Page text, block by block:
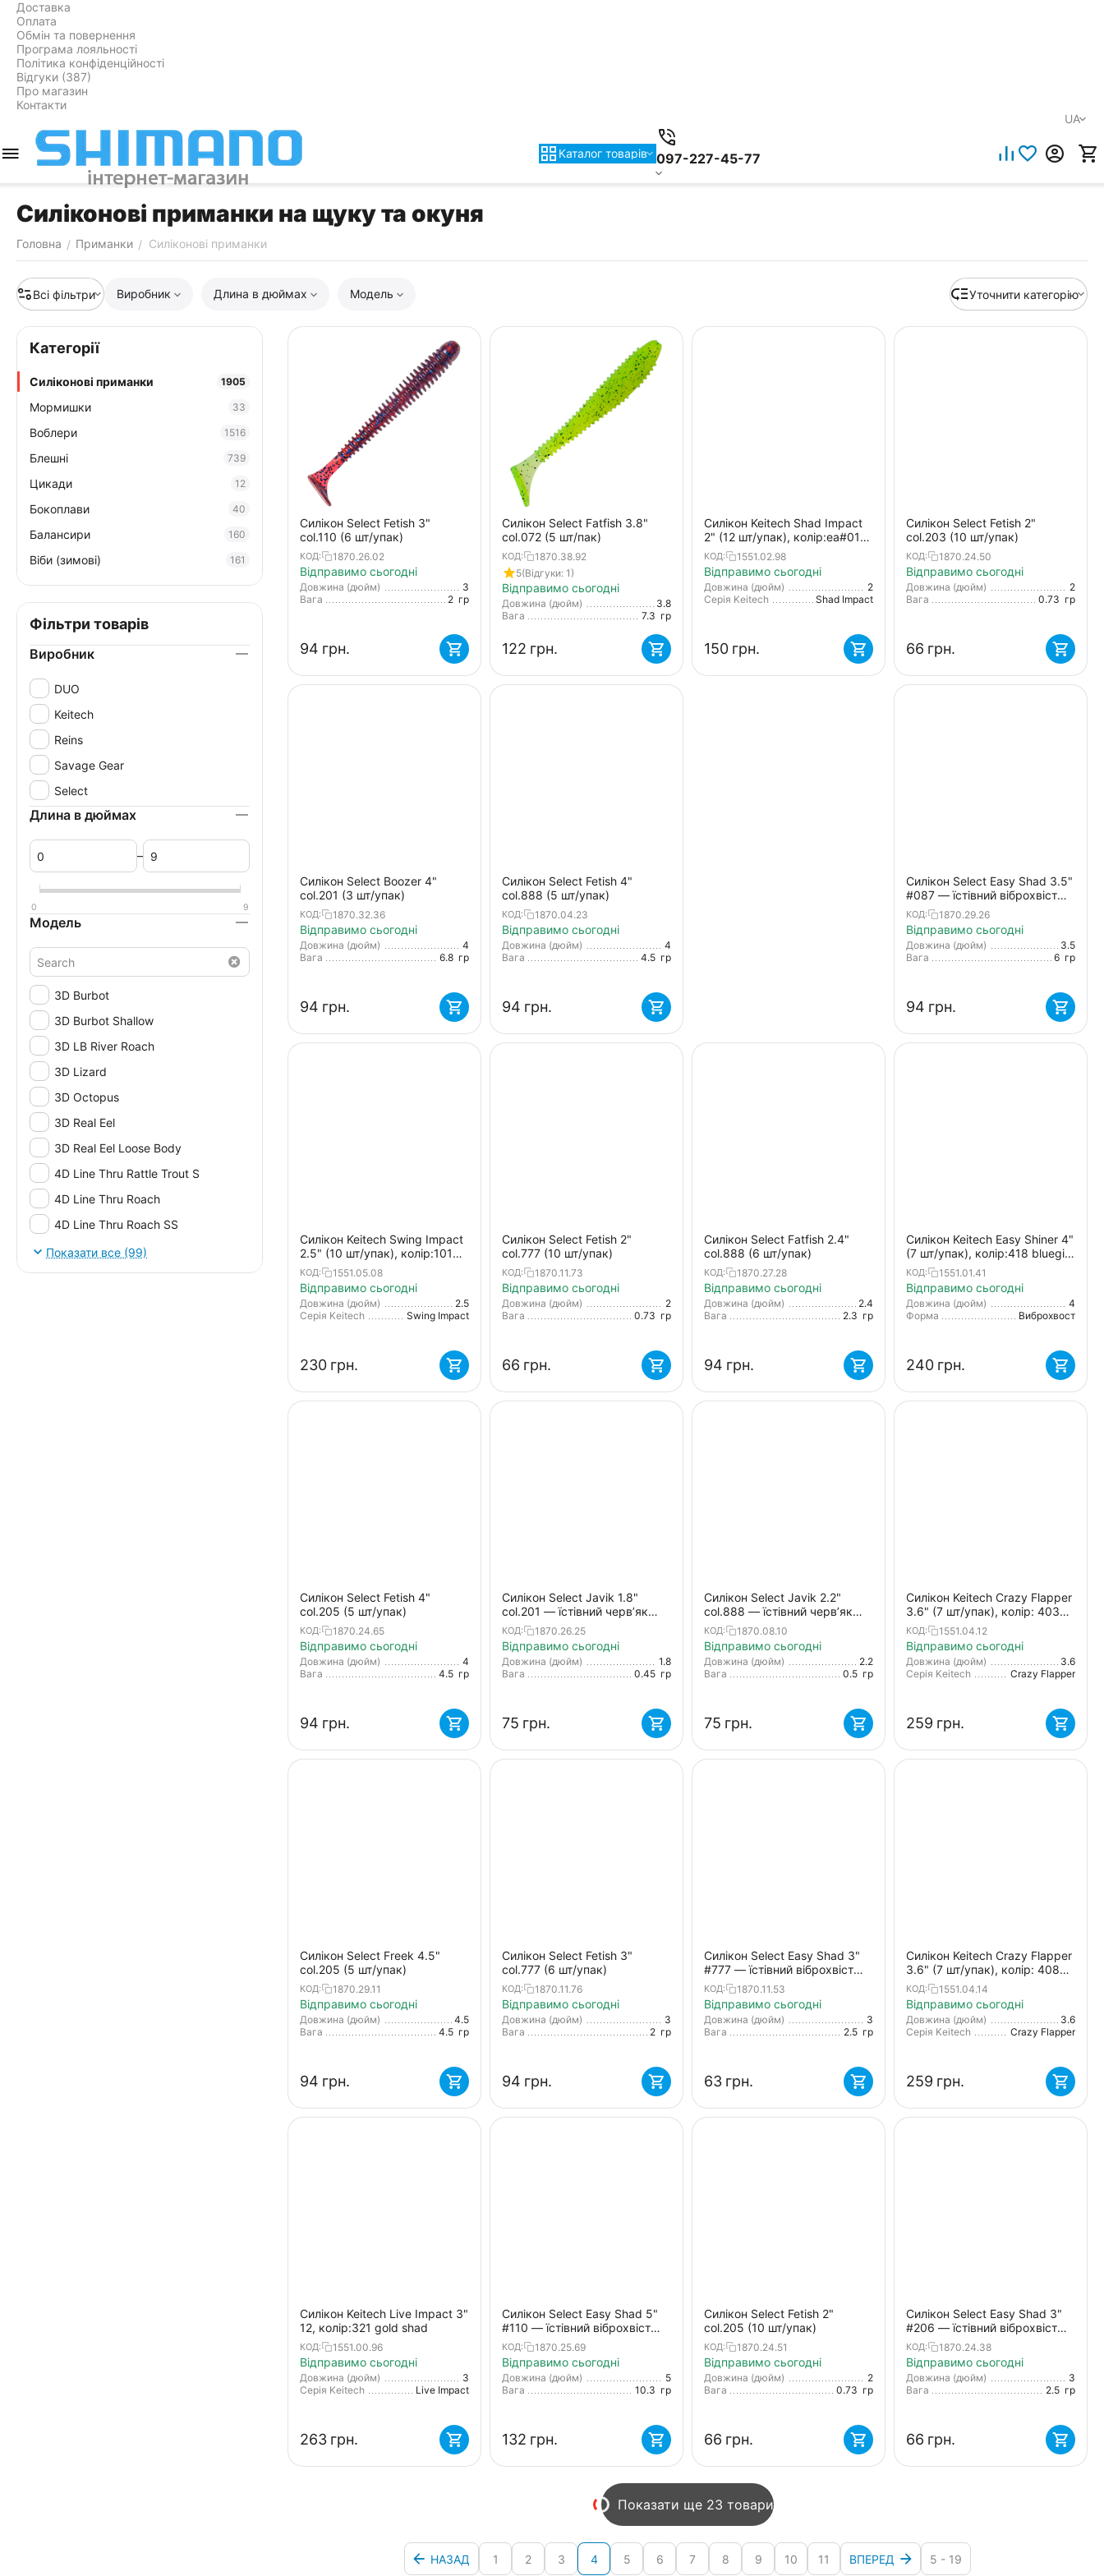
Доставка
Оплата
Обмін та повернення
Програма лояльності
Політика конфіденційності
Відгуки (387)
Про магазин
Контакти
UA
Каталог товарiв 097-227-45-77
Силіконові приманки на щуку та окуня
Головна / Приманки / Силіконові приманки
Всі фільтри Виробник Длина в дюймах Модель Уточнити категорію
Силікон Select Fetish 3"
col.110 (6 шт/упак)
КОД: 1870.26.02
Відправимо сьогодні
Довжина (дюйм)
3
Вага
2 гр
‍94‍ грн.
Силікон Select Fatfish 3.8"
col.072 (5 шт/пак)
КОД:
1870.38.92
5(Відгуки: 1)
Відправимо сьогодні
Довжина (дюйм)
3.8
Вага
7.3 гр
‍122‍ грн.
Силікон Keitech Shad Impact
2" (12 шт/упак), колір:ea#01
orange pepper
КОД: 1551.02.98
Відправимо сьогодні
Довжина (дюйм)
2
Серія Keitech
Shad Impact
‍150‍ грн.
Силікон Select Fetish 2"
col.203 (10 шт/упак)
КОД: 1870.24.50
Відправимо сьогодні
Довжина (дюйм)
2
Вага
0.73 гр
‍66‍ грн.
Силікон Select Boozer 4"
col.201 (3 шт/упак)
КОД: 1870.32.36
Відправимо сьогодні
Довжина (дюйм)
4
Вага
6.8 гр
‍94‍ грн.
Силікон Select Fetish 4"
col.888 (5 шт/упак)
КОД: 1870.04.23
Відправимо сьогодні
Довжина (дюйм)
4
Вага
4.5 гр
‍94‍ грн.
Силікон Select Easy Shad 3.5"
#087 — їстівний віброхвіст
для судака, щуки та великого
окуня (5 шт/упак)
КОД: 1870.29.26
Відправимо сьогодні
Довжина (дюйм)
3.5
Вага
6 гр
‍94‍ грн.
Силікон Keitech Swing Impact
2.5" (10 шт/упак), колір:101
green pumpkin pp.
КОД: 1551.05.08
Відправимо сьогодні
Довжина (дюйм)
2.5
Серія Keitech
Swing Impact
‍230‍ грн.
Силікон Select Fetish 2"
col.777 (10 шт/упак)
КОД: 1870.11.73
Відправимо сьогодні
Довжина (дюйм)
2
Вага
0.73 гр
‍66‍ грн.
Силікон Select Fatfish 2.4"
col.888 (6 шт/упак)
КОД: 1870.27.28
Відправимо сьогодні
Довжина (дюйм)
2.4
Вага
2.3 гр
‍94‍ грн.
Силікон Keitech Easy Shiner 4"
(7 шт/упак), колір:418 bluegill
flash
КОД: 1551.01.41
Відправимо сьогодні
Довжина (дюйм)
4
Форма
Виброхвост
‍240‍ грн.
Силікон Select Fetish 4"
col.205 (5 шт/упак)
КОД: 1870.24.65
Відправимо сьогодні
Довжина (дюйм)
4
Вага
4.5 гр
‍94‍ грн.
Силікон Select Javik 1.8"
col.201 — їстівний черв’як
для окуня та нано-джигу (9
шт.)
КОД: 1870.26.25
Відправимо сьогодні
Довжина (дюйм)
1.8
Вага
0.45 гр
‍75‍ грн.
Силікон Select Javik 2.2"
col.888 — їстівний черв’як
для окуня та нано-джигу (7
шт.)
КОД: 1870.08.10
Відправимо сьогодні
Довжина (дюйм)
2.2
Вага
0.5 гр
‍75‍ грн.
Силікон Keitech Crazy Flapper
3.6" (7 шт/упак), колір: 403
green weenie blue
КОД: 1551.04.12
Відправимо сьогодні
Довжина (дюйм)
3.6
Серія Keitech
Crazy Flapper
‍259‍ грн.
Силікон Select Freek 4.5"
col.205 (5 шт/упак)
КОД: 1870.29.11
Відправимо сьогодні
Довжина (дюйм)
4.5
Вага
4.5 гр
‍94‍ грн.
Силікон Select Fetish 3"
col.777 (6 шт/упак)
КОД: 1870.11.76
Відправимо сьогодні
Довжина (дюйм)
3
Вага
2 гр
‍94‍ грн.
Силікон Select Easy Shad 3"
#777 — їстівний віброхвіст
для судака, щуки та великого
окуня (5 шт/упак)
КОД: 1870.11.53
Відправимо сьогодні
Довжина (дюйм)
3
Вага
2.5 гр
‍63‍ грн.
Силікон Keitech Crazy Flapper
3.6" (7 шт/упак), колір: 408
electric june bug
КОД: 1551.04.14
Відправимо сьогодні
Довжина (дюйм)
3.6
Серія Keitech
Crazy Flapper
‍259‍ грн.
Силікон Keitech Live Impact 3"
12, колір:321 gold shad
КОД: 1551.00.96
Відправимо сьогодні
Довжина (дюйм)
3
Серія Keitech
Live Impact
‍263‍ грн.
Силікон Select Easy Shad 5"
#110 — їстівний віброхвіст
для судака та щуки (5 шт/
упак)
КОД: 1870.25.69
Відправимо сьогодні
Довжина (дюйм)
5
Вага
10.3 гр
‍132‍ грн.
Силікон Select Fetish 2"
col.205 (10 шт/упак)
КОД: 1870.24.51
Відправимо сьогодні
Довжина (дюйм)
2
Вага
0.73 гр
‍66‍ грн.
Силікон Select Easy Shad 3"
#206 — їстівний віброхвіст
для судака, щуки та великого
окуня (5 шт/упак)
КОД: 1870.24.38
Відправимо сьогодні
Довжина (дюйм)
3
Вага
2.5 гр
‍66‍ грн.
Показати ще 23 товари
НАЗАД 1 2 3 4 5 6 7 8 9 10 11 ВПЕРЕД 5 - 19
Категорії
Силіконові приманки 1905
Мормишки 33
Воблери 1516
Блешні 739
Цикади 12
Бокоплави 40
Балансири 160
Віби (зимові) 161
Фільтри товарів
Виробник
DUO
Keitech
Reins
Savage Gear
Select
Длина в дюймах
–
0 9
Модель
3D Burbot
3D Burbot Shallow
3D LB River Roach
3D Lizard
3D Octopus
3D Real Eel
3D Real Eel Loose Body
4D Line Thru Rattle Trout S
4D Line Thru Roach
4D Line Thru Roach SS
4D Perch Shad
4D Perch Shad SS
Показати все (99)